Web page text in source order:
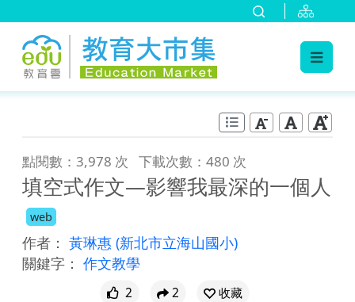
點閱數：3,978 次 下載次數：480 次
填空式作文—影響我最深的一個人
web
作者： 黃琳惠 (新北市立海山國小)
關鍵字： 作文教學
2 2
收藏